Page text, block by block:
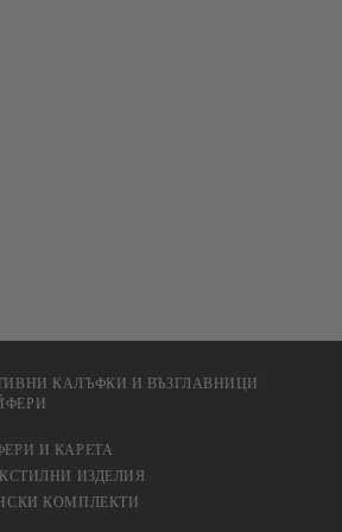
КАЛЪФКИ И ВЪЗГЛАВНИЦИ
И КАРЕТА
ИЗДЕЛИЯ
КОМПЛЕКТИ